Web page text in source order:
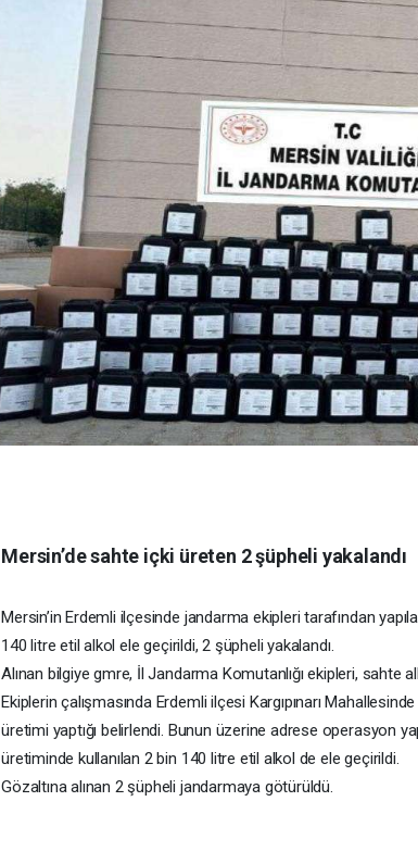
Mersin’de sahte içki üreten 2 şüpheli yakalandı
Mersin’in Erdemli ilçesinde jandarma ekipleri tarafından
140 litre etil alkol ele geçirildi, 2 şüpheli yakalandı.
Alınan bilgiye gmre, İl Jandarma Komutanlığı ekipleri, sahte
Ekiplerin çalışmasında Erdemli ilçesi Kargıpınarı
üretimi yaptığı belirlendi. Bunun üzerine adrese operasyon
üretiminde kullanılan 2 bin 140 litre etil alkol de ele geçirildi.
Gözaltına alınan 2 şüpheli jandarmaya götürüldü.